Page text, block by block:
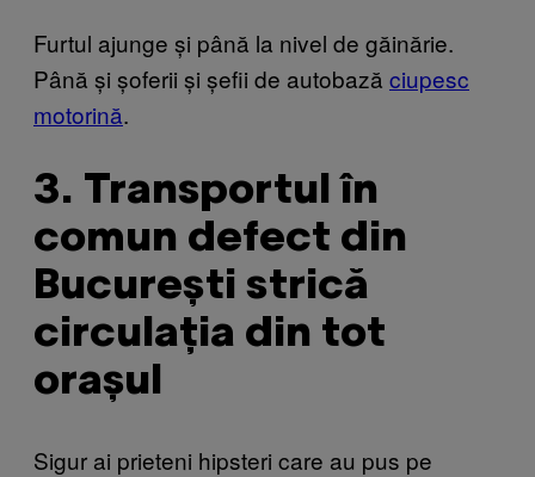
Furtul ajunge și până la nivel de găinărie.
Până și șoferii și șefii de autobază ciupesc
motorină.
3. Transportul în
comun defect din
București strică
circulația din tot
orașul
Sigur ai prieteni hipsteri care au pus pe